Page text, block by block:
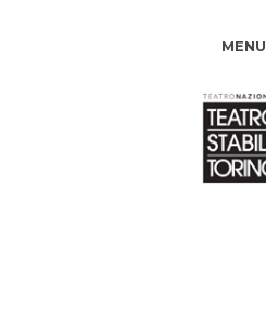
MENU